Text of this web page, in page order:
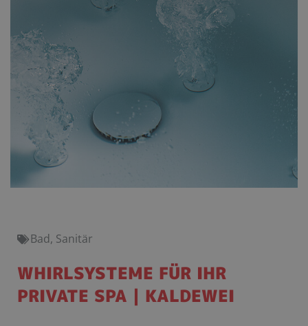
Bad, Sanitär
WHIRLSYSTEME FÜR IHR
PRIVATE SPA | KALDEWEI